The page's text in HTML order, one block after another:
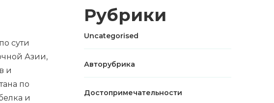
сути
Азии,
и
по
и
Рубрики
Uncategorised
Авторубрика
Достопримечательности